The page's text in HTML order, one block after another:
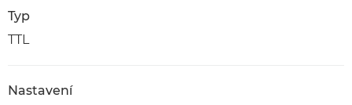
Typ
TTL
Nastavení